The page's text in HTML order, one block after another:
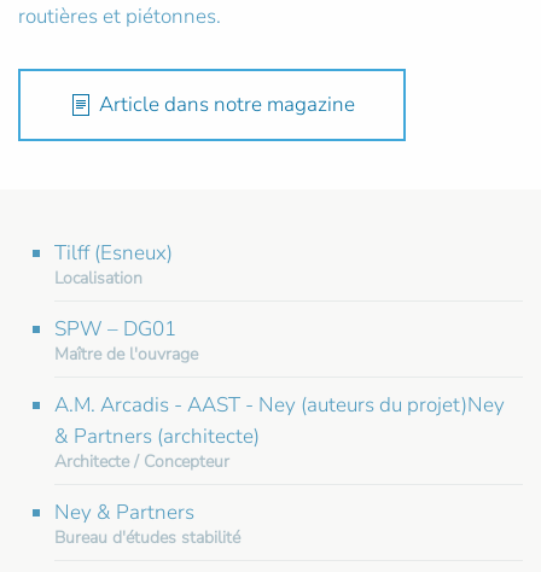
routières et piétonnes.
Article dans notre magazine
Tilff (Esneux)
Localisation
SPW – DG01
Maître de l'ouvrage
A.M. Arcadis - AAST - Ney (auteurs du projet)Ney
& Partners (architecte)
Architecte / Concepteur
Ney & Partners
Bureau d'études stabilité